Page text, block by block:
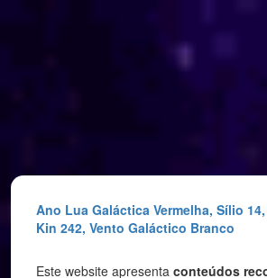
Ano Lua Galáctica Vermelha, Sílio
Kin 242, Vento Galáctico Branco
Este website apresenta conteúdos